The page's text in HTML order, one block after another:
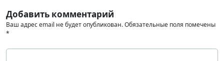
Добавить комментарий
Ваш адрес email не будет опубликован.Обязательные поля помечены
*